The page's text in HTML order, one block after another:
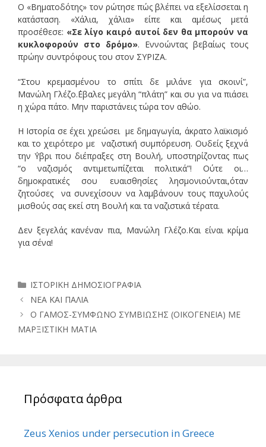
Ο «Βηματοδότης» τον ρώτησε πώς βλέπει να εξελίσσεται η
κατάσταση. «Χάλια, χάλια» είπε και αμέσως μετά
προσέθεσε: «Σε λίγο καιρό αυτοί δεν θα μπορούν να
κυκλοφορούν στο δρόμο». Εννοώντας βεβαίως τους
πρώην συντρόφους του στον ΣΥΡΙΖΑ.
“Στου κρεμασμένου το σπίτι δε μιλάνε για σκοινί”,
Μανώλη Γλέζο.΄Εβαλες μεγάλη “πλάτη” και συ για να πιάσει
η χώρα πάτο. Μην παριστάνεις τώρα τον αθώο.
Η Ιστορία σε έχει χρεώσει με δημαγωγία, άκρατο λαϊκισμό
και το χειρότερο με ναζιστική συμπόρευση. Ουδείς ξεχνά
την ΄Υβρι που διέπραξες στη Βουλή, υποστηρίζοντας πως
“ο ναζισμός αντιμετωπίζεται πολιτικά”! Ούτε οι…
δημοκρατικές σου ευαισθησίες λησμονιούνται,όταν
ζητούσες να συνεχίσουν να λαμβάνουν τους παχυλούς
μισθούς σας εκεί στη Βουλή και τα ναζιστικά τέρατα.
Δεν ξεγελάς κανέναν πια, Μανώλη Γλέζο.Και είναι κρίμα
για σένα!
Κατηγορίες
ΙΣΤΟΡΙΚΗ ΔΗΜΟΣΙΟΓΡΑΦΙΑ
ΝΕΑ ΚΑΙ ΠΑΛΙΑ
Ο ΓΑΜΟΣ-ΣΥΜΦΩΝΟ ΣΥΜΒΙΩΣΗΣ (ΟΙΚΟΓΕΝΕΙΑ) ΜΕ
ΜΑΡΞΙΣΤΙΚΗ ΜΑΤΙΑ
Πρόσφατα άρθρα
Zeus Xenios under persecution in Greece